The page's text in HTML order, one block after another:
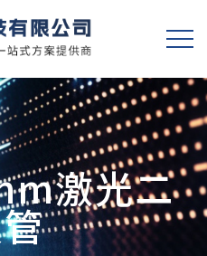
激光二